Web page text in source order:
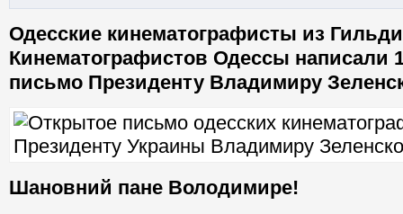
Одесские кинематографисты из
Кинематографистов Одессы написали
письмо Президенту Владимиру
Шановний пане Володимире!